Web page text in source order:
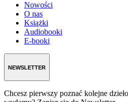
Nowości
O nas
Książki
Audiobooki
E-booki
NEWSLETTER
Chcesz pierwszy poznać kolejne